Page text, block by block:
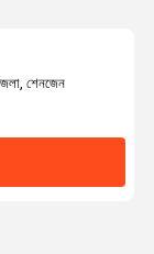
জেলা, শেনজেন